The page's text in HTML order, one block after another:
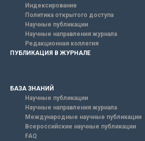
Индексирование
Политика открытого доступа
Научные публикации
Научные направления журнала
Редакционная коллегия
ПУБЛИКАЦИЯ В ЖУРНАЛЕ
БАЗА ЗНАНИЙ
Научные публикации
Научные направления журнала
Международные научные публикации
Всероссийские научные публикации
FAQ